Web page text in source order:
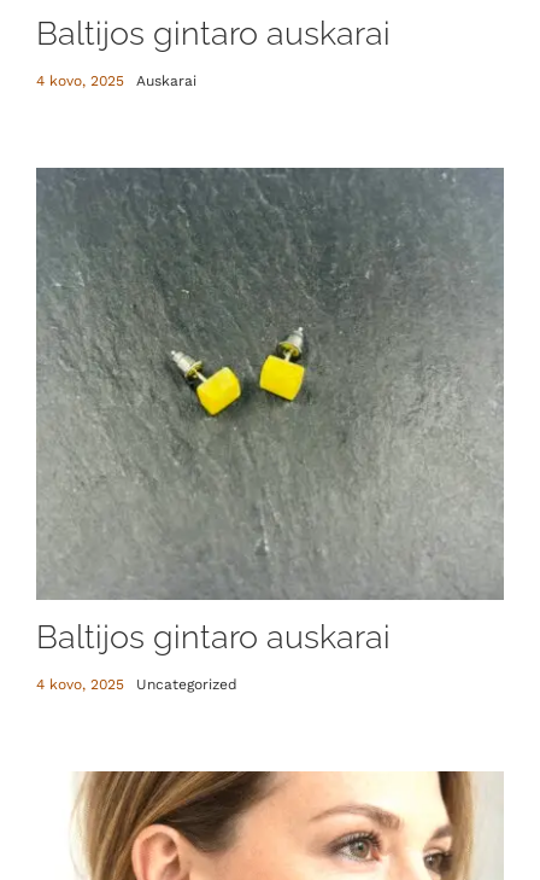
Baltijos gintaro auskarai
4 kovo, 2025 Auskarai
Baltijos gintaro auskarai
4 kovo, 2025 Uncategorized